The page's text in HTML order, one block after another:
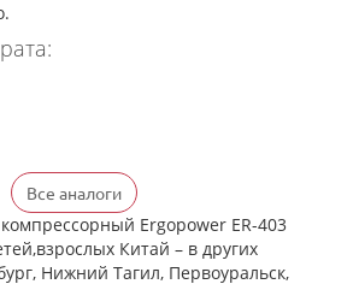
Все аналоги
Ergopower ER-403
Китай – в других
Нижний Тагил, Первоуральск,